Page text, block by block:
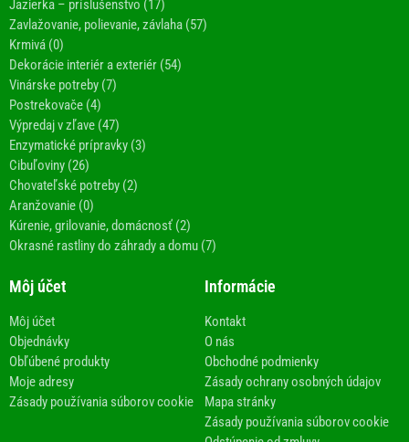
Jazierka – príslušenstvo (17)
Zavlažovanie, polievanie, závlaha (57)
Krmivá (0)
Dekorácie interiér a exteriér (54)
Vinárske potreby (7)
Postrekovače (4)
Výpredaj v zľave (47)
Enzymatické prípravky (3)
Cibuľoviny (26)
Chovateľské potreby (2)
Aranžovanie (0)
Kúrenie, grilovanie, domácnosť (2)
Okrasné rastliny do záhrady a domu (7)
Môj účet
Môj účet
Objednávky
Obľúbené produkty
Moje adresy
Zásady používania súborov cookie
Informácie
Kontakt
O nás
Obchodné podmienky
Zásady ochrany osobných údajov
Mapa stránky
Zásady používania súborov cookie